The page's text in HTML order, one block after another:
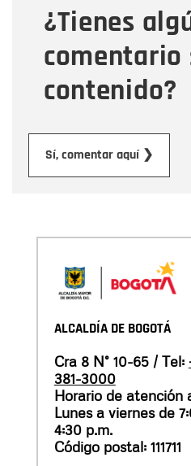
¿Tienes
comentario
contenido?
Sí, comentar aquí ❯
Mensaje
ALCALDÍA DE BOGOTÁ
Cra 8 N° 10-65 / Tel:
381-3000
Horario de atención
Lunes a viernes de
4:30 p.m.
Código postal: 111711